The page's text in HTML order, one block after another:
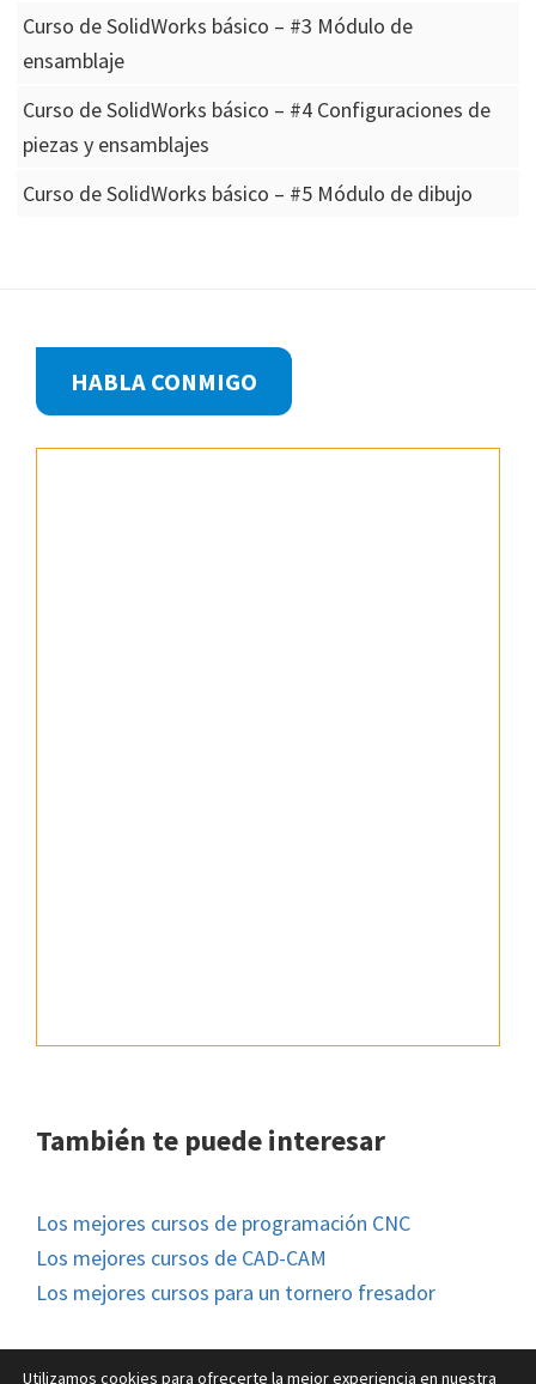
Curso de SolidWorks básico – #3 Módulo de
ensamblaje
Curso de SolidWorks básico – #4 Configuraciones de
piezas y ensamblajes
Curso de SolidWorks básico – #5 Módulo de dibujo
FooterHABLA CONMIGO
También te puede interesar
Los mejores cursos de programación CNC
Los mejores cursos de CAD-CAM
Los mejores cursos para un tornero fresador
Utilizamos cookies para ofrecerte la mejor experiencia en nuestra